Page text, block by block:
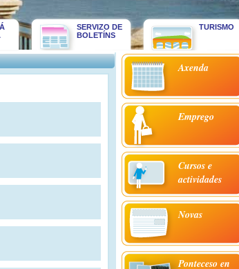
SERVIZO DE
BOLETÍNS
TURISMO
Axenda
Emprego
Cursos e
actividades
Novas
Ponteceso en